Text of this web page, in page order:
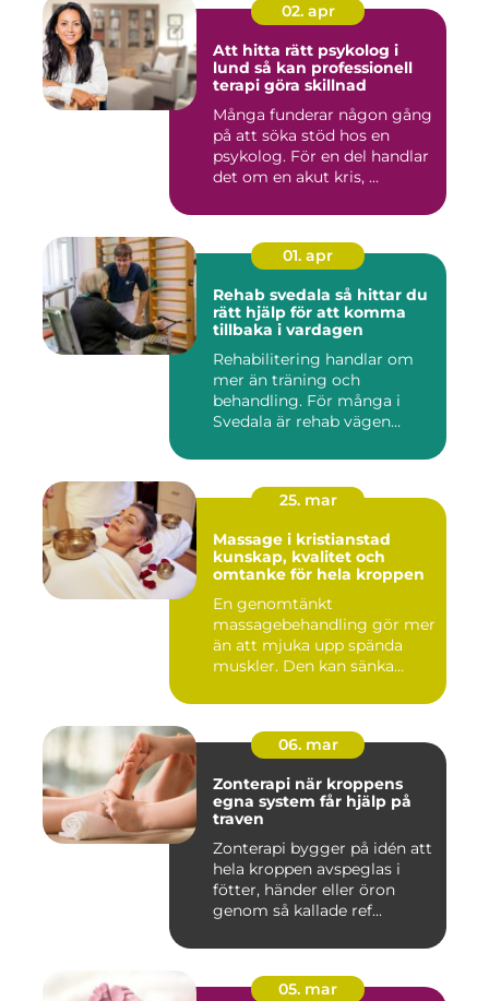
02. apr
Att hitta rätt psykolog i
lund så kan professionell
terapi göra skillnad
Många funderar någon gång
på att söka stöd hos en
psykolog. För en del handlar
det om en akut kris, ...
01. apr
Rehab svedala så hittar du
rätt hjälp för att komma
tillbaka i vardagen
Rehabilitering handlar om
mer än träning och
behandling. För många i
Svedala är rehab vägen
25. mar
Massage i kristianstad
kunskap, kvalitet och
omtanke för hela kroppen
En genomtänkt
massagebehandling gör mer
än att mjuka upp spända
muskler. Den kan sänka
06. mar
Zonterapi när kroppens
egna system får hjälp på
traven
Zonterapi bygger på idén att
hela kroppen avspeglas i
fötter, händer eller öron
genom så kallade ref...
05. mar